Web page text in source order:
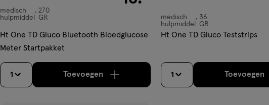
medisch
medisch
hulpmiddel
270
GR
Ht One TD Gluco Bluetooth Bloedglucose
Meter Startpakket
1 Toevoegenverhoog aantal met één, Bijna uitverkocht!Er
medisch
hulpmiddel,
medisch
hulpmiddel
36
GR
Ht One TD Gluco Teststrips
1 Toevoegen